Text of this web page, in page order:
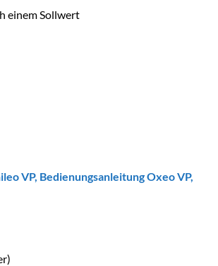
einem Sollwert
VP, Bedienungsanleitung Oxeo VP,